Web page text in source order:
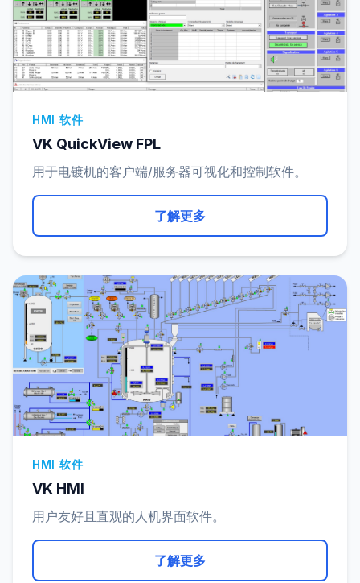
HMI 软件
VK QuickView FPL
用于电镀机的客户端/服务器可视化和控制软件。
了解更多
HMI 软件
VK HMI
用户友好且直观的人机界面软件。
了解更多